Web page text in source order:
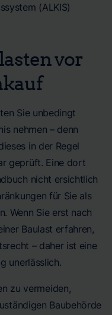
(ALKIS)
vor
Sie unbedingt
nehmen – denn
in der Regel
geprüft. Eine dort
nicht ersichtlich
für Sie als
Wenn Sie erst nach
Baulast erfahren,
– daher ist eine
unerlässlich.
zu vermeiden,
Baubehörde